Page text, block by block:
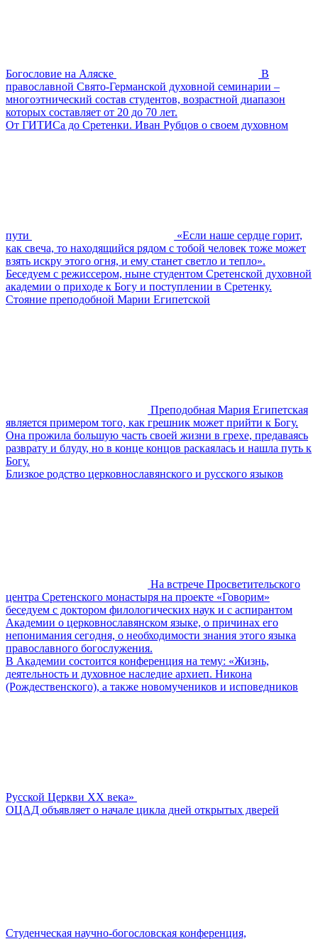
Богословие на Аляске
В
православной Свято-Германской духовной семинарии –
многоэтнический состав студентов, возрастной диапазон
которых составляет от 20 до 70 лет.
От ГИТИСа до Сретенки. Иван Рубцов о своем духовном
пути
«Если наше сердце горит,
как свеча, то находящийся рядом с тобой человек тоже может
взять искру этого огня, и ему станет светло и тепло».
Беседуем с режиссером, ныне студентом Сретенской духовной
академии о приходе к Богу и поступлении в Сретенку.
Стояние преподобной Марии Египетской
Преподобная Мария Египетская
является примером того, как грешник может прийти к Богу.
Она прожила большую часть своей жизни в грехе, предаваясь
разврату и блуду, но в конце концов раскаялась и нашла путь к
Богу.
Близкое родство церковнославянского и русского языков
На встрече Просветительского
центра Сретенского монастыря на проекте «Говорим»
беседуем с доктором филологических наук и с аспирантом
Академии о церковнославянском языке, о причинах его
непонимания сегодня, о необходимости знания этого языка
православного богослужения.
В Академии состоится конференция на тему: «Жизнь,
деятельность и духовное наследие архиеп. Никона
(Рождественского), а также новомучеников и исповедников
Русской Церкви ХХ века»
ОЦАД объявляет о начале цикла дней открытых дверей
Студенческая научно-богословская конференция,